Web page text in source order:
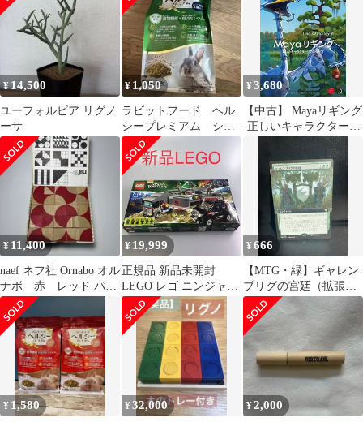
¥14,500
ユーフォルビア リグノ
ーサ
¥ 1,050
ラビットフード ヘル
シープレミアム シニ
ア4歳以上 国産680g
¥3,680
【中古】 Mayaリギング
-正しいキャラクターリ
¥ 11,400
naef ネフ社 Ornabo オル
ナボ 赤 レッド パズ
ル 知育玩具
¥ 19,999
正規品 新品未開封
LEGO レゴ ニンジャタ
ートルズ 79116 ビッグ
リグの雪道逃走 廃盤
品 レア 希少 HD-
381-J ※ミュータントタ
ートルズ ミニフィグ
372
¥666
【MTG・緑】ギャレン
ブリグの宮廷（拡張ア
ート）
¥ 1,580 ¥32,000 ¥2,000